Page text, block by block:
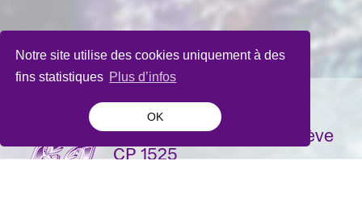
Notre site utilise des cookies uniquement à des
fins statistiques Plus d’infos
OK
La Bâtie-Festival de Genève
CP 1525